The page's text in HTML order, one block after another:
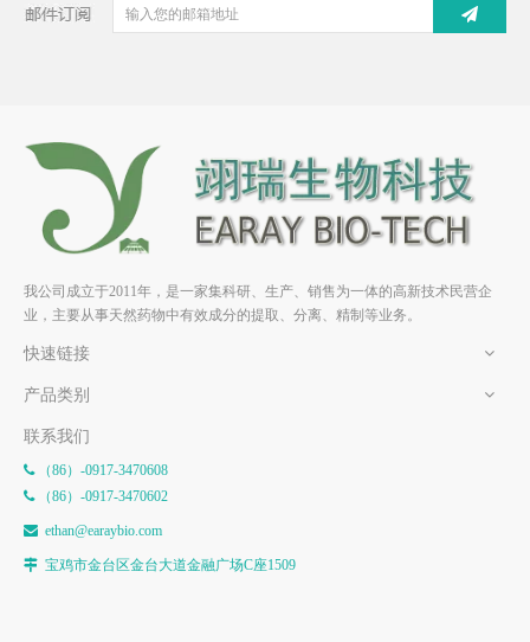
松苓新酸 HPLC>98% 中药标
准品/对照品
标准品 /对照品
我公司成立于2011年，是一家集科研、生产、销售为一体的高新技术民营企
业，主要从事天然药物中有效成分的提取、分离、精制等业务。
快速链接
产品类别
联系我们
（86）-0917-3470608
（86）-0917-3470602
 ethan@earaybio.com
 宝鸡市金台区金台大道金融广场C座1509